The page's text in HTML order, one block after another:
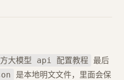
大模型 api 配置教程 最后
是本地明文文件，里面会保